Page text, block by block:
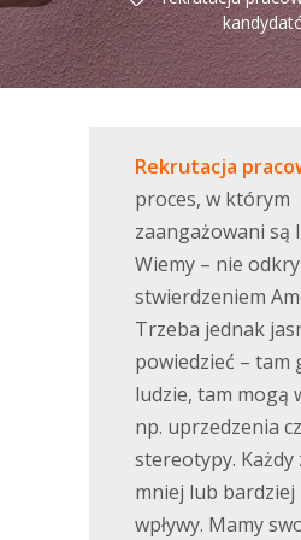
Rekrutacja
proces, w którym
zaangażowani są
Wiemy – nie
stwierdzeniem
Trzeba jednak
powiedzieć – tam
ludzie, tam mogą
np. uprzedzenia
stereotypy. Każdy
mniej lub
wpływy. Mamy